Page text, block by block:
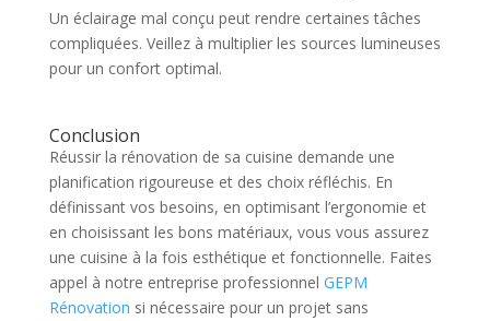
Un éclairage mal conçu peut rendre certaines tâches
compliquées. Veillez à multiplier les sources lumineuses
pour un confort optimal.
Conclusion
Réussir la rénovation de sa cuisine demande une
planification rigoureuse et des choix réfléchis. En
définissant vos besoins, en optimisant l’ergonomie et
en choisissant les bons matériaux, vous vous assurez
une cuisine à la fois esthétique et fonctionnelle. Faites
appel à notre entreprise professionnel GEPM
Rénovation si nécessaire pour un projet sans